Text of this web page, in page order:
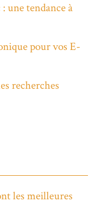
une tendance à
pour vos E-
recherches
les meilleures